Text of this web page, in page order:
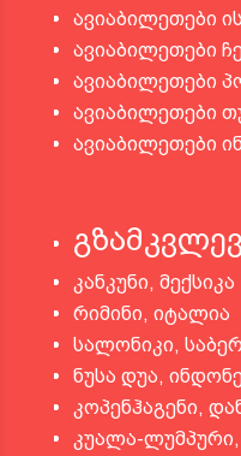
ავიაბილეთები
ავიაბილეთები
ავიაბილეთები
ავიაბილეთები
ავიაბილეთები
კანკუნი, მექსიკა
რიმინი, იტალია
სალონიკი,
ნუსა დუა,
კოპენჰაგენი,
კუალა-ლუმპური,